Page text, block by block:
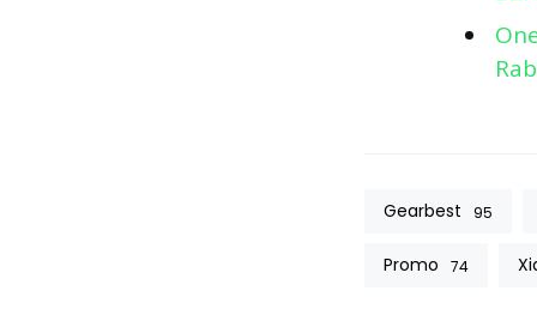
Gearbest 95
Promo 74